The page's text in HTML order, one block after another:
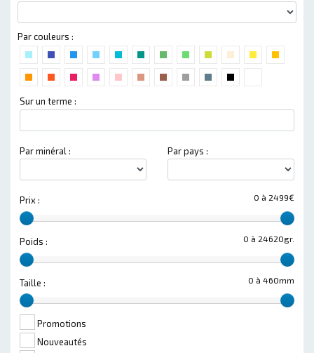
Par couleurs :
Sur un terme :
Par minéral : Par pays :
0 à 2499€
Prix :
0 à 24620gr.
Poids :
0 à 460mm
Taille :
Promotions
Nouveautés